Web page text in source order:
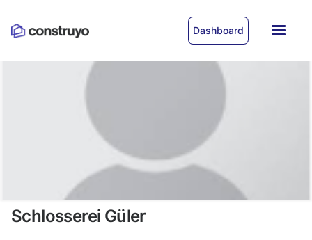
Dashboard
Schlosserei Güler